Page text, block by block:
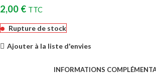
2,00 € TTC
Rupture de stock
Ajouter à la liste d'envies
INFORMATIONS